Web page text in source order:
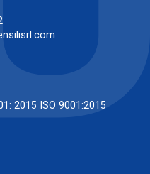
2015 ISO 9001:2015